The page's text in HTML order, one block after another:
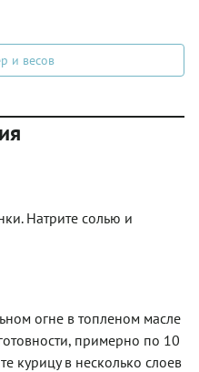
и весов
Натрите солью и
огне в топленом масле
примерно по 10
курицу в несколько слоев